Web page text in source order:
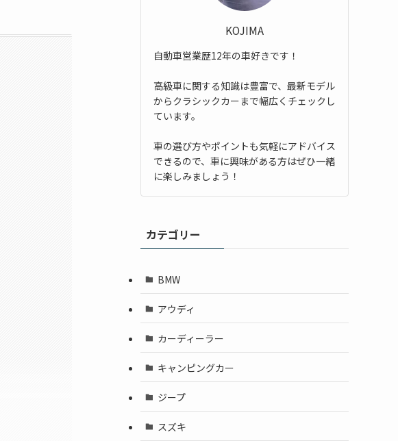
KOJIMA
自動車営業歴12年の車好きです！
高級車に関する知識は豊富で、最新モデル
からクラシックカーまで幅広くチェックし
ています。
車の選び方やポイントも気軽にアドバイス
できるので、車に興味がある方はぜひ一緒
に楽しみましょう！
カテゴリー
BMW
アウディ
カーディーラー
キャンピングカー
ジープ
スズキ